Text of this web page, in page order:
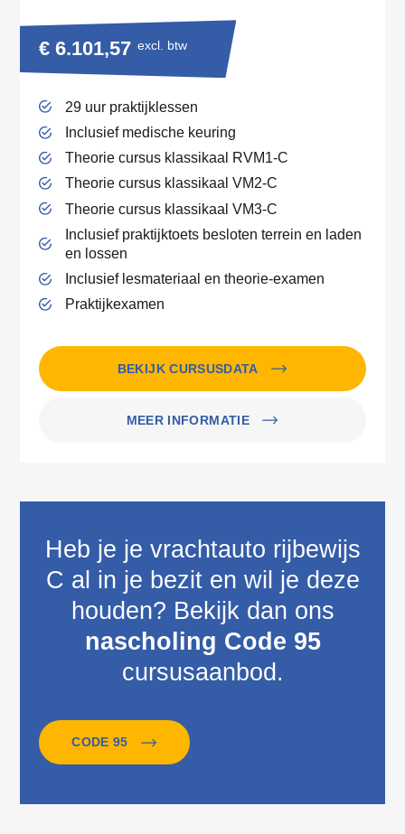
€ 6.101,57 excl. btw
29 uur praktijklessen
Inclusief medische keuring
Theorie cursus klassikaal RVM1-C
Theorie cursus klassikaal VM2-C
Theorie cursus klassikaal VM3-C
Inclusief praktijktoets besloten terrein en laden
en lossen
Inclusief lesmateriaal en theorie-examen
Praktijkexamen
BEKIJK CURSUSDATA
MEER INFORMATIE
Heb je je vrachtauto rijbewijs
C al in je bezit en wil je deze
houden? Bekijk dan ons
nascholing Code 95
cursusaanbod.
CODE 95